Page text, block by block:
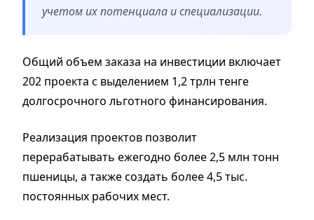
учетом их потенциала и специализации.
Общий объем заказа на инвестиции включает
202 проекта с выделением 1,2 трлн тенге
долгосрочного льготного финансирования.
Реализация проектов позволит
перерабатывать ежегодно более 2,5 млн тонн
пшеницы, а также создать более 4,5 тыс.
постоянных рабочих мест.